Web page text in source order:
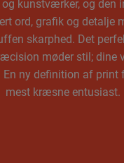
kunstværker, og den
ord, grafik og detalje
skarphed. Det
møder stil; dine
En ny definition af print
mest kræsne entusiast.